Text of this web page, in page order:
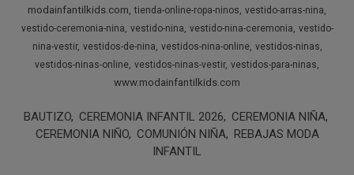
modainfantilkids.com tienda-online-ropa-ninos vestido-arras-nina
vestido-ceremonia-nina vestido-nina vestido-nina-ceremonia vestido-
nina-vestir vestidos-de-nina vestidos-nina-online vestidos-ninas
vestidos-ninas-online vestidos-ninas-vestir vestidos-para-ninas
www.modainfantilkids.com
BAUTIZO CEREMONIA INFANTIL 2026
CEREMONIA NIÑA
CEREMONIA NIÑO COMUNIÓN NIÑA
REBAJAS MODA
INFANTIL